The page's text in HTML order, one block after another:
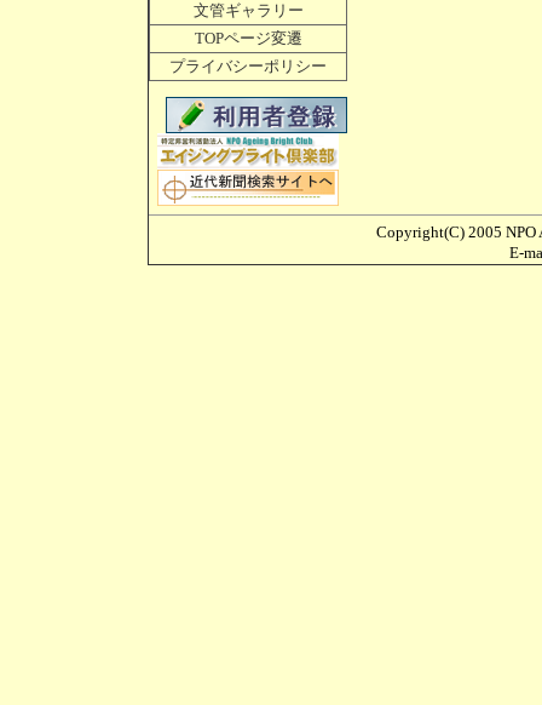
文管ギャラリー
TOPページ変遷
プライバシーポリシー
Copyright(C) 2005
E-